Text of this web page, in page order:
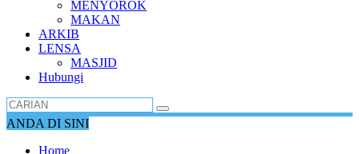
MENYOROK
MAKAN
ARKIB
LENSA
MASJID
Hubungi
ANDA DI SINI
Home